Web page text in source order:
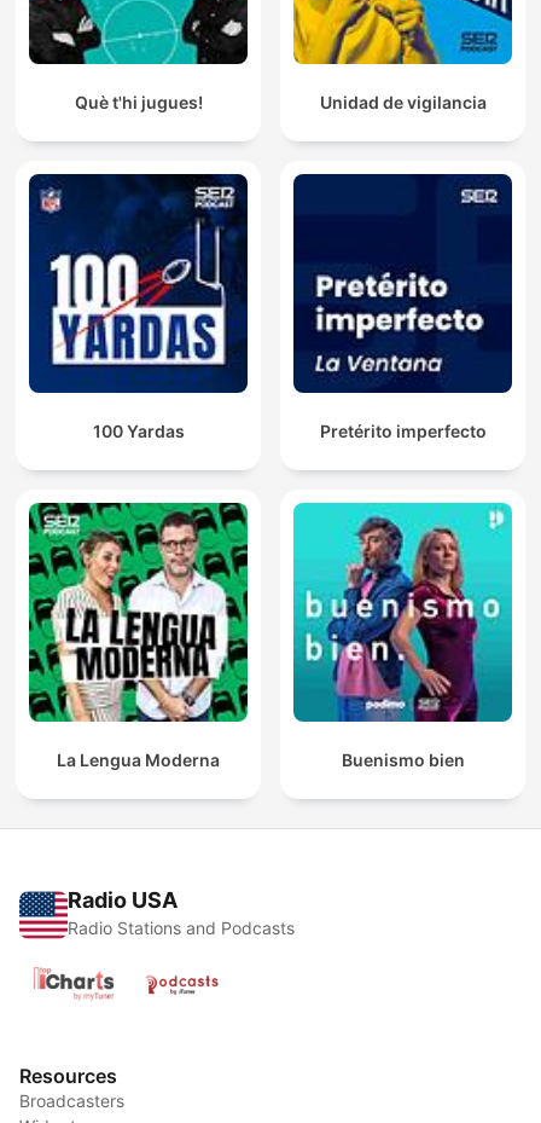
Què t'hi jugues! Unidad de vigilancia
100 Yardas Pretérito imperfecto
La Lengua Moderna Buenismo bien
Radio USA
Radio Stations and Podcasts
Resources
Broadcasters